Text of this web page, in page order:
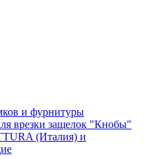
и фурнитуры
врезки защелок "Кнобы"
(Италия) и